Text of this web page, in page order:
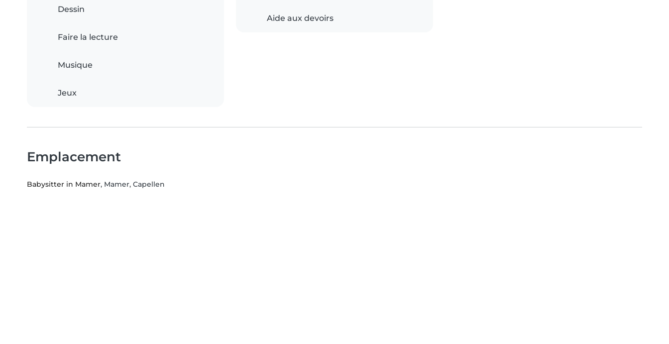
Dessin
Faire la lecture
Musique
Jeux
Aide aux devoirs
Emplacement
Babysitter in Mamer, Mamer, Capellen